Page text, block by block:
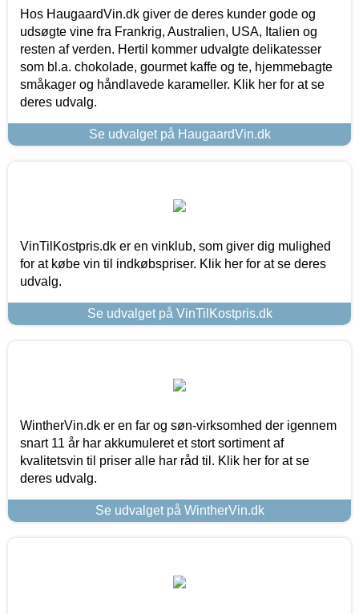
Hos HaugaardVin.dk giver de deres kunder gode og
udsøgte vine fra Frankrig, Australien, USA, Italien og
resten af verden. Hertil kommer udvalgte delikatesser
som bl.a. chokolade, gourmet kaffe og te, hjemmebagte
småkager og håndlavede karameller. Klik her for at se
deres udvalg.
Se udvalget på HaugaardVin.dk
VinTilKostpris.dk er en vinklub, som giver dig mulighed
for at købe vin til indkøbspriser. Klik her for at se deres
udvalg.
Se udvalget på VinTilKostpris.dk
WintherVin.dk er en far og søn-virksomhed der igennem
snart 11 år har akkumuleret et stort sortiment af
kvalitetsvin til priser alle har råd til. Klik her for at se
deres udvalg.
Se udvalget på WintherVin.dk